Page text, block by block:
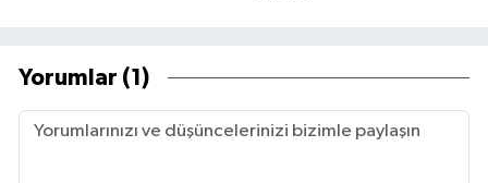
Yorumlar (1)